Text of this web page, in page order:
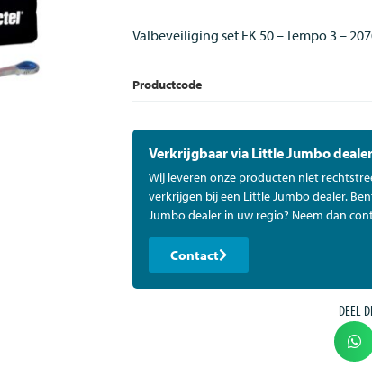
Valbeveiliging set EK 50 – Tempo 3 –
Productcode
Verkrijgbaar via Little Jumbo
Wij leveren onze producten niet
verkrijgen bij een Little Jumbo dealer.
Jumbo dealer in uw regio? Neem dan
Contact
DEEL